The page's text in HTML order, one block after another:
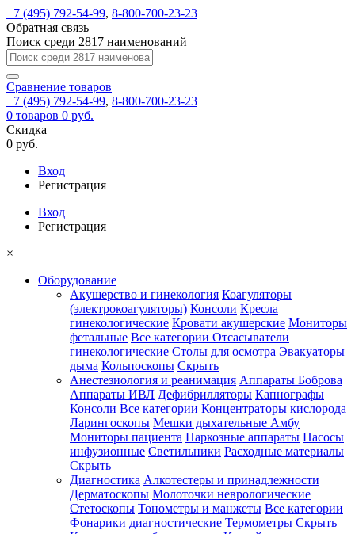
+7 (495) 792-54-99, 8-800-700-23-23
Обратная связь
Поиск среди 2817 наименований
Сравнение товаров
+7 (495) 792-54-99, 8-800-700-23-23
0 товаров 0 руб.
Скидка
0 руб.
Вход
Регистрация
Вход
Регистрация
×
Оборудование
Акушерство и гинекология Коагуляторы
(электрокоагуляторы) Консоли Кресла
гинекологические Кровати акушерские Мониторы
фетальные Все категории Отсасыватели
гинекологические Столы для осмотра Эвакуаторы
дыма Кольпоскопы Скрыть
Анестезиология и реанимация Аппараты Боброва
Аппараты ИВЛ Дефибрилляторы Капнографы
Консоли Все категории Концентраторы кислорода
Ларингоскопы Мешки дыхательные Амбу
Мониторы пациента Наркозные аппараты Насосы
инфузионные Светильники Расходные материалы
Скрыть
Диагностика Алкотестеры и принадлежности
Дерматоскопы Молоточки неврологические
Стетоскопы Тонометры и манжеты Все категории
Фонарики диагностические Термометры Скрыть